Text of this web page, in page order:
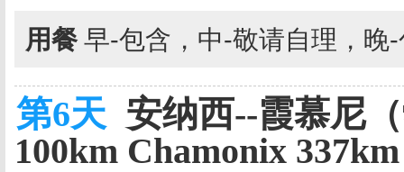
用餐 早-包含，中-敬请自理，晚
第6天 安纳西--霞慕尼
100km Chamonix